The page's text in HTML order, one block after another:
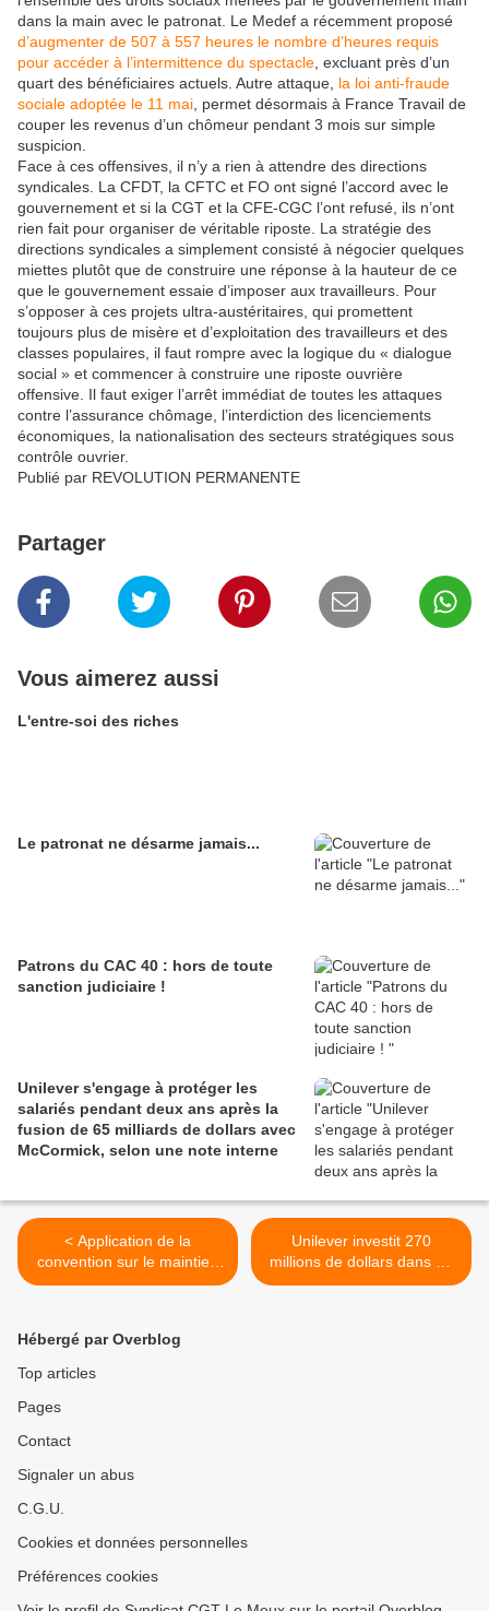
dans la main avec le patronat. Le Medef a récemment proposé
d’augmenter de 507 à 557 heures le nombre d’heures requis
pour accéder à l’intermittence du spectacle , excluant près d’un
quart des bénéficiaires actuels. Autre attaque, la loi anti-fraude
sociale adoptée le 11 mai , permet désormais à France Travail de
couper les revenus d’un chômeur pendant 3 mois sur simple
suspicion.
Face à ces offensives, il n’y a rien à attendre des directions
syndicales. La CFDT, la CFTC et FO ont signé l’accord avec le
gouvernement et si la CGT et la CFE-CGC l’ont refusé, ils n’ont
rien fait pour organiser de véritable riposte. La stratégie des
directions syndicales a simplement consisté à négocier quelques
miettes plutôt que de construire une réponse à la hauteur de ce
que le gouvernement essaie d’imposer aux travailleurs. Pour
s’opposer à ces projets ultra-austéritaires, qui promettent
toujours plus de misère et d’exploitation des travailleurs et des
classes populaires, il faut rompre avec la logique du « dialogue
social » et commencer à construire une riposte ouvrière
offensive. Il faut exiger l’arrêt immédiat de toutes les attaques
contre l’assurance chômage, l’interdiction des licenciements
économiques, la nationalisation des secteurs stratégiques sous
contrôle ouvrier.
Publié par REVOLUTION PERMANENTE
Partager
Vous aimerez aussi
L'entre-soi des riches
Le patronat ne désarme jamais...
Patrons du CAC 40 : hors de toute
sanction judiciaire !
Unilever s'engage à protéger les
salariés pendant deux ans après la
fusion de 65 milliards de dollars avec
McCormick, selon une note interne
< Application de la
convention sur le maintien
des majorations de nuit lors
Unilever investit 270
millions de dollars dans un
centre d'innovation aux
Hébergé par Overblog
Top articles
Pages
Contact
Signaler un abus
C.G.U.
Cookies et données personnelles
Préférences cookies